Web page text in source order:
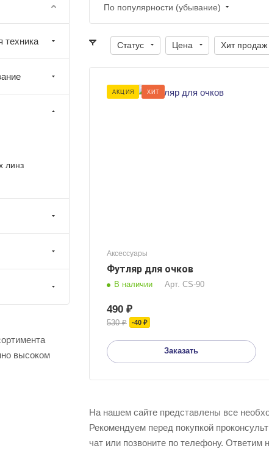
По популярности (убывание)
Статус Цена Хит продаж
АКЦИЯ ХИТ
Аксессуары
Футляр для очков
В наличии Арт. CS-90
490 ₽
530 ₽ -40 ₽
Заказать
Объём, мл
На нашем сайте представлены все
Рекомендуем перед покупкой
чат или позвоните по телефону.
техника
линз
высоком